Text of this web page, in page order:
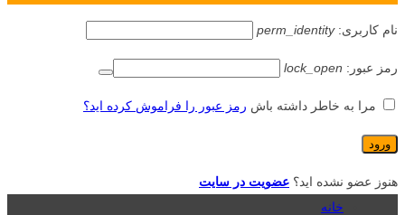
نام کاربری:perm_identity
رمز عبور: lock_open
مرا به خاطر داشته باش رمز عبور را فراموش کرده اید؟
هنوز عضو نشده اید؟ عضویت در سایت
خانه